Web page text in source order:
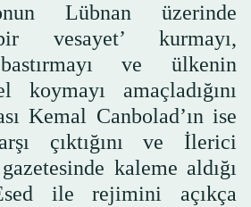
Lübnan üzerinde
vesayet’ kurmayı,
ve ülkenin
koymayı amaçladığını
Kemal Canbolad’ın ise
çıktığını ve İlerici
kaleme aldığı
ile rejimini açıkça